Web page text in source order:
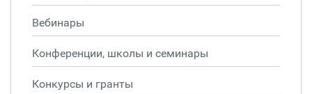
Вебинары
Конференции, школы и семинары
Конкурсы и гранты